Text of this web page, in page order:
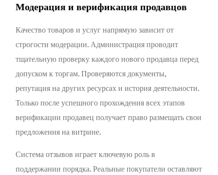
Модерация и верификация продавцов
Качество товаров и услуг напрямую зависит от
строгости модерации. Администрация проводит
тщательную проверку каждого нового продавца перед
допуском к торгам. Проверяются документы,
репутация на других ресурсах и история деятельности.
Только после успешного прохождения всех этапов
верификации продавец получает право размещать свои
предложения на витрине.
Система отзывов играет ключевую роль в
поддержании порядка. Реальные покупатели оставляют